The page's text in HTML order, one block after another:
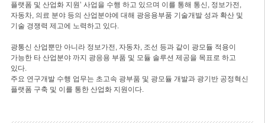
플랫폼 및 산업화 지원’ 사업을 수행 하고 있으며 이를 통해 통신, 정보가전,
자동차, 의료 분야 등의 산업분야에 대해 광응용부품 기술개발 성과 확산 및
기술 경쟁력 제고에 노력하고 있다.
광통신 산업뿐만 아니라 정보가전, 자동차, 조선 등과 같이 광모듈 적용이
가능한 타 산업분야 까지 광응용 부품 및 모듈 솔루션 제공을 목표로 하고
있다.
주요 연구개발 수행 업무는 초고속 광부품 및 광모듈 개발과 광기반 공정혁신
플랫폼 구축 및 이를 통한 산업화 지원이다.